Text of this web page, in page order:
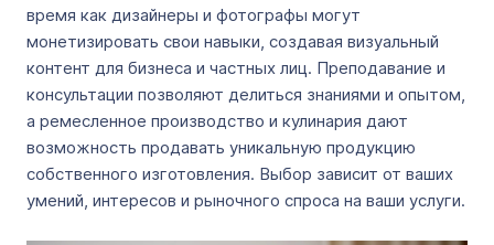
время как дизайнеры и фотографы могут
монетизировать свои навыки, создавая визуальный
контент для бизнеса и частных лиц. Преподавание и
консультации позволяют делиться знаниями и опытом,
а ремесленное производство и кулинария дают
возможность продавать уникальную продукцию
собственного изготовления. Выбор зависит от ваших
умений, интересов и рыночного спроса на ваши услуги.